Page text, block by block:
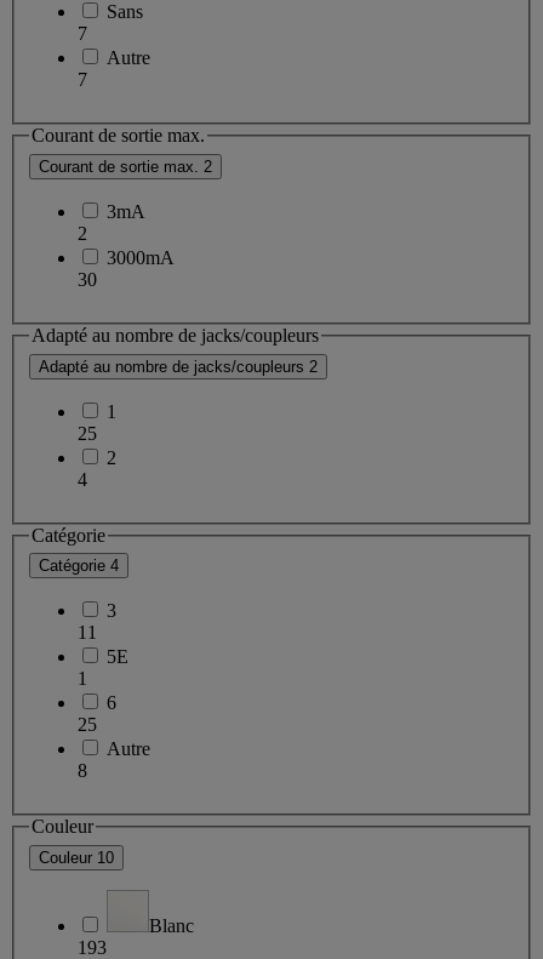
Sans
7
Autre
7
Courant de sortie max.
Courant de sortie max. 2
3mA
2
3000mA
30
Adapté au nombre de jacks/coupleurs
Adapté au nombre de jacks/coupleurs 2
1
25
2
4
Catégorie
Catégorie 4
3
11
5E
1
6
25
Autre
8
Couleur
Couleur 10
Blanc
193